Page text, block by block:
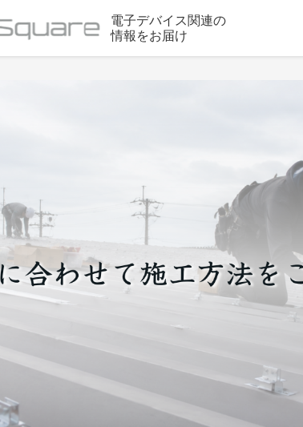
電子デバイス関連の
情報をお届け